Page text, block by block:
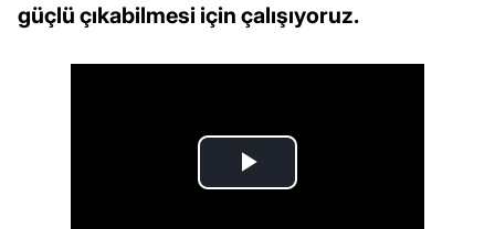
güçlü çıkabilmesi için çalışıyoruz.